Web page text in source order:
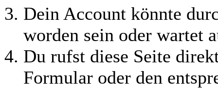
Dein Account könnte
worden sein oder wartet
Du rufst diese Seite
Formular oder den